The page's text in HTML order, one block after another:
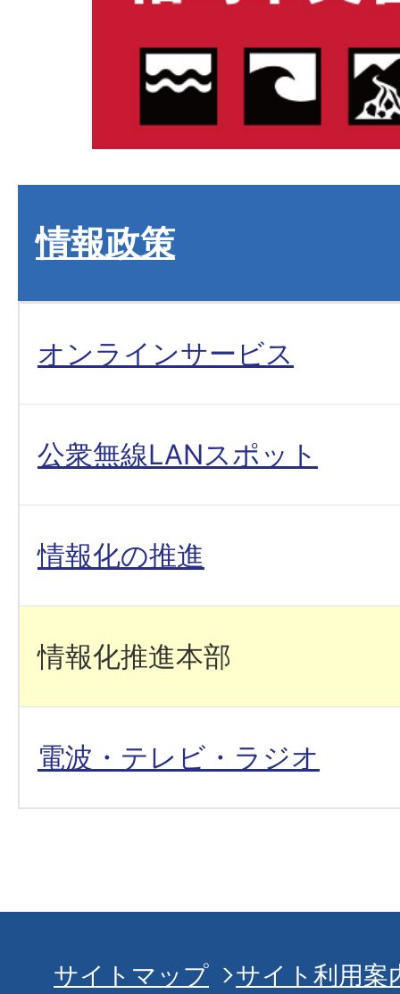
情報政策
オンラインサービス
公衆無線LANスポット
情報化の推進
情報化推進本部
電波・テレビ・ラジオ
サイトマップ サイト利用案